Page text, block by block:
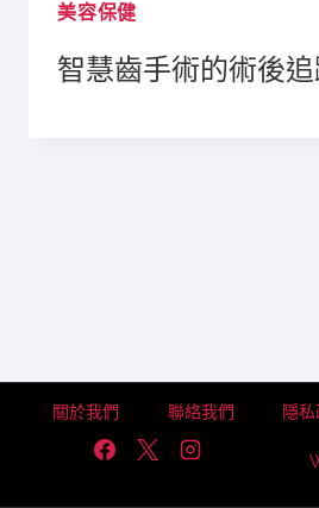
美容保健
智慧齒手術的術後
關於我們 聯絡我們 隱